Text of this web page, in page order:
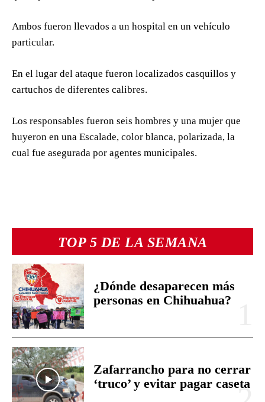
TOP 5 DE LA SEMANA
¿Dónde desaparecen más
personas en Chihuahua?
Zafarrancho para no cerrar
‘truco’ y evitar pagar caseta
Ambos fueron llevados a un hospital en un vehículo
particular.
En el lugar del ataque fueron localizados casquillos y
cartuchos de diferentes calibres.
Los responsables fueron seis hombres y una mujer que
huyeron en una Escalade, color blanca, polarizada, la
cual fue asegurada por agentes municipales.